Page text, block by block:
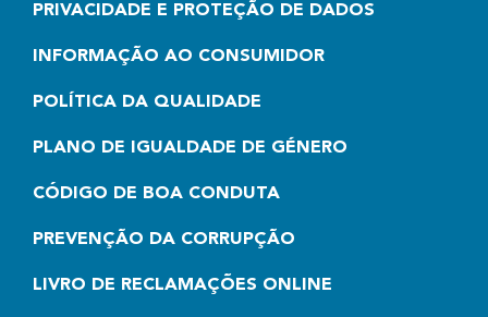
PRIVACIDADE E PROTEÇÃO DE DADOS
INFORMAÇÃO AO CONSUMIDOR
POLÍTICA DA QUALIDADE
PLANO DE IGUALDADE DE GÉNERO
CÓDIGO DE BOA CONDUTA
PREVENÇÃO DA CORRUPÇÃO
LIVRO DE RECLAMAÇÕES ONLINE